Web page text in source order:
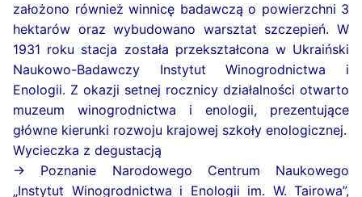
założono również winnicę badawczą o powierzchni 3
hektarów oraz wybudowano warsztat szczepień. W
1931 roku stacja została przekształcona w Ukraiński
Naukowo-Badawczy Instytut Winogrodnictwa i
Enologii. Z okazji setnej rocznicy działalności otwarto
muzeum winogrodnictwa i enologii, prezentujące
główne kierunki rozwoju krajowej szkoły enologicznej.
Wycieczka z degustacją
→ Poznanie Narodowego Centrum Naukowego
„Instytut Winogrodnictwa i Enologii im. W. Tairowa”,